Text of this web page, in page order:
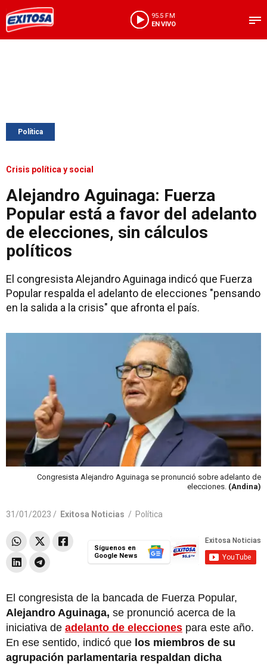
95.5 FM
EN VIVO
Política
Crisis política y social
Alejandro Aguinaga: Fuerza
Popular está a favor del adelanto
de elecciones, sin cálculos
políticos
El congresista Alejandro Aguinaga indicó que Fuerza
Popular respalda el adelanto de elecciones "pensando
en la salida a la crisis" que afronta el país.
Congresista Alejandro Aguinaga se pronunció sobre adelanto de
elecciones. (Andina)
31/01/2023 / Exitosa Noticias / Política
Síguenos en
Google News
El congresista de la bancada de Fuerza Popular,
Alejandro Aguinaga, se pronunció acerca de la
iniciativa de adelanto de elecciones para este año.
En ese sentido, indicó que los miembros de su
agrupación parlamentaria respaldan dicha